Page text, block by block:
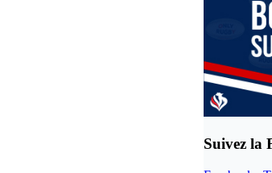
Suivez la